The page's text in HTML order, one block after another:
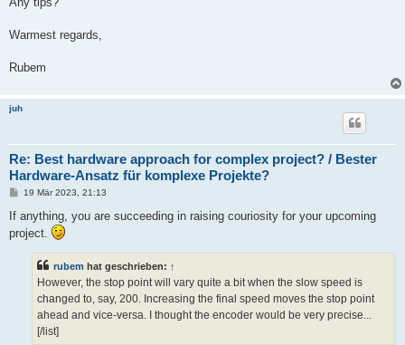
Warmest regards,
Rubem
juh
Re: Best hardware approach for complex project? / Bester
Hardware-Ansatz für komplexe Projekte?
B
i
r
19 Mär 2023, 21:13
If anything, you are succeeding in raising couriosity for your upcoming
project.
rubem hat geschrieben: ↑
However, the stop point will vary quite a bit when the slow speed is
changed to, say, 200. Increasing the final speed moves the stop point
ahead and vice-versa. I thought the encoder would be very precise...
[/list]